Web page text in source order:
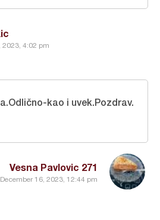
2023, 4:02 pm
Vesna Pavlovic 271
December 16, 2023, 12:44 pm
kao i uvek.Pozdrav.